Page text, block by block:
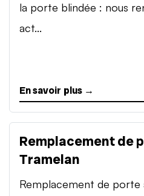
la porte blindée : nous
act...
En savoir plus →
Remplacement de
Tramelan
Remplacement de porte